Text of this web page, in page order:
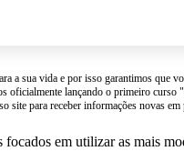
a sua vida e por isso garantimos que
oficialmente lançando o primeiro curso
site para receber informações novas
em utilizar as mais